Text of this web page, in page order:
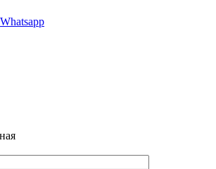
Whatsapp